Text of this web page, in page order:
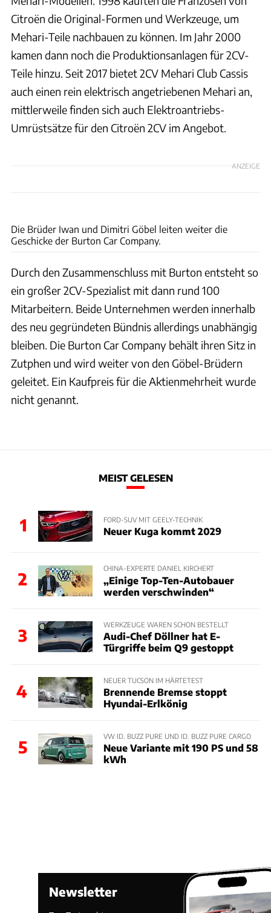
Citroën die Original-Formen und Werkzeuge, um
Mehari-Teile nachbauen zu können. Im Jahr 2000
kamen dann noch die Produktionsanlagen für 2CV-
Teile hinzu. Seit 2017 bietet 2CV Mehari Club Cassis
auch einen rein elektrisch angetriebenen Mehari an,
mittlerweile finden sich auch Elektroantriebs-
Umrüstsätze für den Citroën 2CV im Angebot.
ANZEIGE
Die Brüder Iwan und Dimitri Göbel leiten weiter die
Geschicke der Burton Car Company.
Durch den Zusammenschluss mit Burton entsteht so
ein großer 2CV-Spezialist mit dann rund 100
Mitarbeitern. Beide Unternehmen werden innerhalb
des neu gegründeten Bündnis allerdings unabhängig
bleiben. Die Burton Car Company behält ihren Sitz in
Zutphen und wird weiter von den Göbel-Brüdern
geleitet. Ein Kaufpreis für die Aktienmehrheit wurde
nicht genannt.
MEIST GELESEN
1 FORD-SUV MIT GEELY-TECHNIK
Neuer Kuga kommt 2029
2
CHINA-EXPERTE DANIEL KIRCHERT
„Einige Top-Ten-Autobauer
werden verschwinden“
3
WERKZEUGE WAREN SCHON BESTELLT
Audi-Chef Döllner hat E-
Türgriffe beim Q9 gestoppt
4
NEUER TUCSON IM HÄRTETEST
Brennende Bremse stoppt
Hyundai-Erlkönig
5
VW ID. BUZZ PURE UND ID. BUZZ PURE CARGO
Neue Variante mit 190 PS und 58
kWh
Newsletter